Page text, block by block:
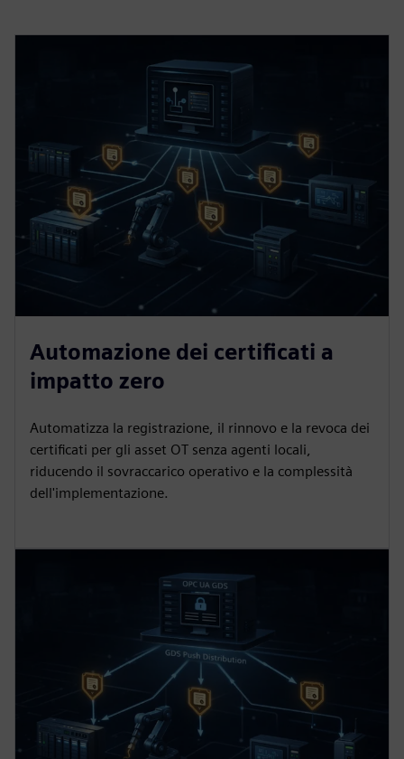
Automazione dei certificati a
impatto zero
Automatizza la registrazione, il rinnovo e la revoca dei
certificati per gli asset OT senza agenti locali,
riducendo il sovraccarico operativo e la complessità
dell'implementazione.